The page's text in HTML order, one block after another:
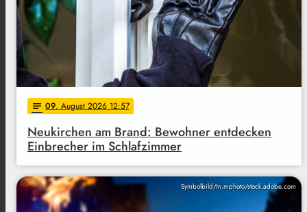
notes 09. August 2026 12:57
Neukirchen am Brand: Bewohner entdecken
Einbrecher im Schlafzimmer
Symbolbild/m.mphoto/stock.adobe.com